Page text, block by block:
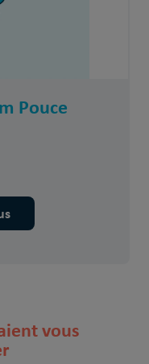
Pouce
vous